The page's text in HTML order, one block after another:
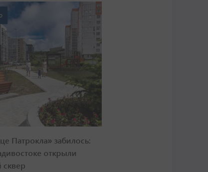
Патрокла» забилось:
открыли